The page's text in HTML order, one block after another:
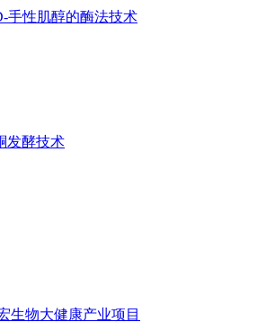
手性肌醇的酶法技术
发酵技术
生物大健康产业项目